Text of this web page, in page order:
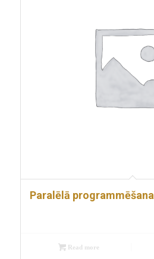
Paralēlā programmēšana
Read more